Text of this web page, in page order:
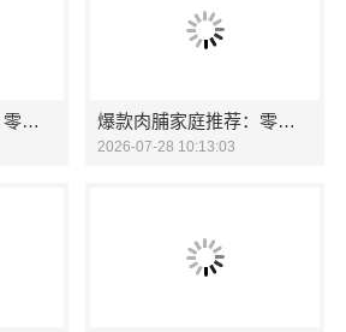
散装果冻成人推荐，零食大明星果干健康又解馋 爆款肉脯家庭推荐：零食大明星国潮肉脯美味升级
2026-07-28 10:13:03